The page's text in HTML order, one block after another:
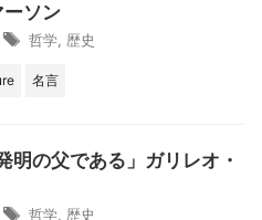
ーソン
哲学 歴史
名言
明の父である」ガリレオ・
哲学 歴史